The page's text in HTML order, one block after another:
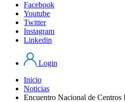
Facebook
Youtube
Twitter
Instagram
Linkedin
Login
Inicio
Noticias
Encuentro Nacional de Centros